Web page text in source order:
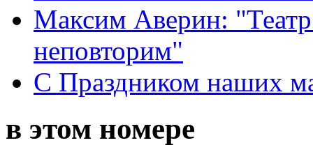
Максим Аверин:
неповторим"
С Праздником наших
в этом номере